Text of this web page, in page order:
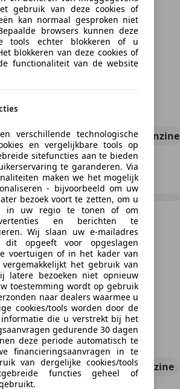
UNIEK
26.990
07/2006 126.886 km Benzine
35.000
01/2005 69.780 km Benzine
gebruik van deze cookies of
kan normaal gesproken niet
browsers kunnen deze
tools echter blokkeren of u
blokkeren van deze cookies of
functionaliteit van de website
verschillende technologische
en vergelijkbare tools op
sitefuncties aan te bieden
te garanderen. Via
maken we het mogelijk
- bijvoorbeeld om uw
bezoek voort te zetten, om u
in uw regio te tonen of om
en berichten te
Wij slaan uw e-mailadres
opgeeft voor opgeslagen
voertuigen of in het kader van
het gebruik van
latere bezoeken niet opnieuw
toestemming wordt op gebruik
naar dealers waarmee u
cookies/tools worden door de
die u verstrekt bij het
gedurende 30 dagen
deze periode automatisch te
financieringsaanvragen in te
van dergelijke cookies/tools
functies geheel of